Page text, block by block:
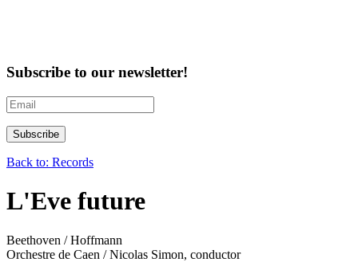
Subscribe to our newsletter!
Back to: Records
L'Eve future
Beethoven / Hoffmann
Orchestre de Caen / Nicolas Simon, conductor